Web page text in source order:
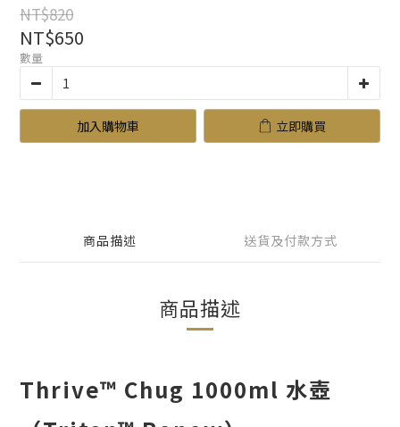
NT$820
NT$650
數量
加入購物車 立即購買
商品描述 送貨及付款方式
商品描述
Thrive™ Chug 1000ml 水壺